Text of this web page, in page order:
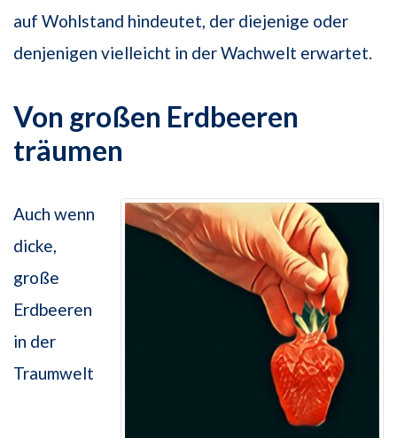
auf Wohlstand hindeutet, der diejenige oder
denjenigen vielleicht in der Wachwelt erwartet.
Von großen Erdbeeren
träumen
Auch wenn
dicke,
große
Erdbeeren
in der
Traumwelt